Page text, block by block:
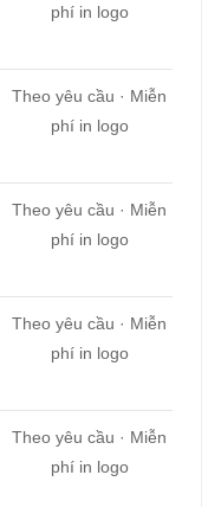
phí in logo
Theo yêu cầu · Miễn
phí in logo
Theo yêu cầu · Miễn
phí in logo
Theo yêu cầu · Miễn
phí in logo
Theo yêu cầu · Miễn
phí in logo